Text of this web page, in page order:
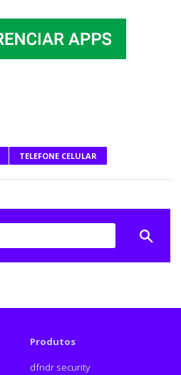
TELEFONE CELULAR
Produtos
dfndr security